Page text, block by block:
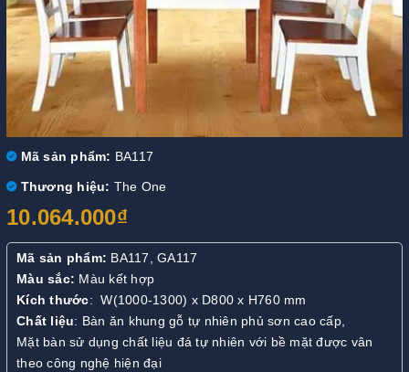
Mã sản phẩm: BA117
Thương hiệu: The One
10.064.000₫
Mã sản phẩm: BA117, GA117
Màu sắc: Màu kết hợp
Kích thước: W(1000-1300) x D800 x H760 mm
Chất liệu: Bàn ăn khung gỗ tự nhiên phủ sơn cao cấp,
Mặt bàn sử dụng chất liệu đá tự nhiên với bề mặt được vân
theo công nghệ hiện đại